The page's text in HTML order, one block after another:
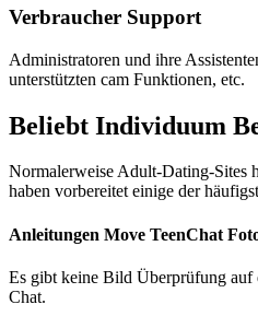
Verbraucher Support
Administratoren und ihre
unterstützten cam Funktionen, etc.
Beliebt Individuum
Normalerweise Adult-Dating-Sites
haben vorbereitet einige der
Anleitungen Move TeenChat
Es gibt keine Bild Überprüfung auf
Chat.